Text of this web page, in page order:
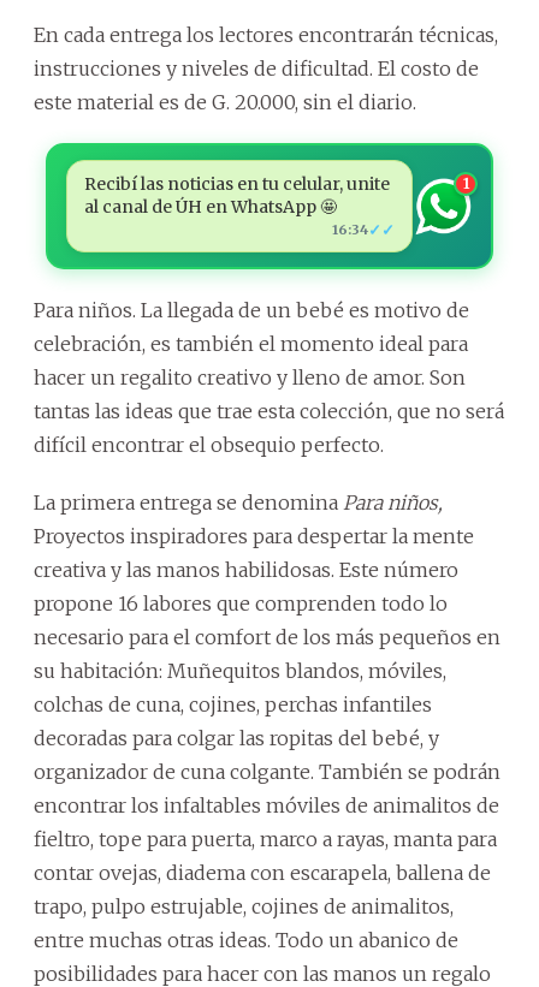
En cada entrega los lectores encontrarán técnicas,
instrucciones y niveles de dificultad. El costo de
este material es de G. 20.000, sin el diario.
Recibí las noticias en tu celular, unite
al canal de ÚH en WhatsApp 🤩
16:34✓✓
1
Para niños. La llegada de un bebé es motivo de
celebración, es también el momento ideal para
hacer un regalito creativo y lleno de amor. Son
tantas las ideas que trae esta colección, que no será
difícil encontrar el obsequio perfecto.
La primera entrega se denomina Para niños,
Proyectos inspiradores para despertar la mente
creativa y las manos habilidosas. Este número
propone 16 labores que comprenden todo lo
necesario para el comfort de los más pequeños en
su habitación: Muñequitos blandos, móviles,
colchas de cuna, cojines, perchas infantiles
decoradas para colgar las ropitas del bebé, y
organizador de cuna colgante. También se podrán
encontrar los infaltables móviles de animalitos de
fieltro, tope para puerta, marco a rayas, manta para
contar ovejas, diadema con escarapela, ballena de
trapo, pulpo estrujable, cojines de animalitos,
entre muchas otras ideas. Todo un abanico de
posibilidades para hacer con las manos un regalo